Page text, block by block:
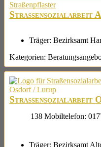
Straßensozialarbeit
Träger: Bezirksamt
Kategorien:
Straßensozialarbeit
138 Mobiltelefon:
Träger: Bezirksamt